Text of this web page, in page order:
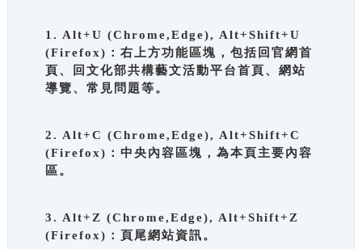
1. Alt+U (Chrome,Edge), Alt+Shift+U
(Firefox)：右上方功能區塊，包括回官網首
頁、回文化部共構藝文活動平台首頁、網站
導覽、常見問題等。
2. Alt+C (Chrome,Edge), Alt+Shift+C
(Firefox)：中央內容區塊，為本頁主要內容
區。
3. Alt+Z (Chrome,Edge), Alt+Shift+Z
(Firefox)：頁尾網站資訊。